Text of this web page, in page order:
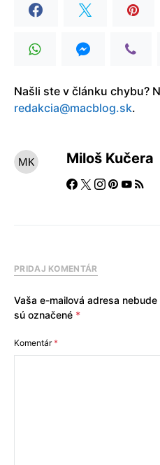
Našli ste v článku chybu?
redakcia@macblog.sk.
Miloš Kučera
PRIDAJ KOMENTÁR
Vaša e-mailová adresa nebude
sú označené *
Komentár*